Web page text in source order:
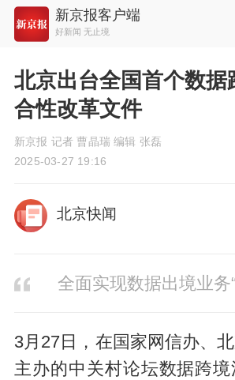
新京报客户端
好新闻 无止境
北京出台全国首个数据
合性改革文件
新京报 记者 曹晶瑞 编辑 张磊
2025-03-27 19:16
北京快闻
全面实现数据出境业务“
3月27日，在国家网信办、
主办的中关村论坛数据跨